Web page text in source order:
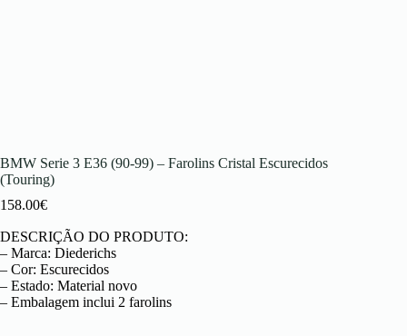
BMW Serie 3 E36 (90-99) – Farolins Cristal Escurecidos
(Touring)
158.00€
DESCRIÇÃO DO PRODUTO:
– Marca: Diederichs
– Cor: Escurecidos
– Estado: Material novo
– Embalagem inclui 2 farolins